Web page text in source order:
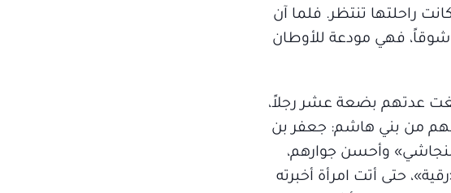
راحلتها تنتظر. فلما آن
فهي مودعة للأوطان
عدتهم بضعة عشر رجلاً،
من بني هاشم: جعفر بن
وأحسن جوارهم،
حتى أتت امرأة أخبرته